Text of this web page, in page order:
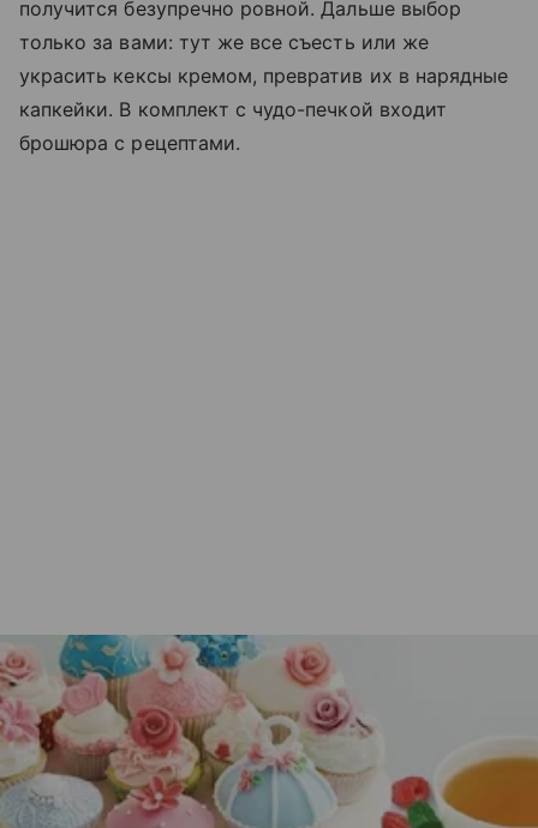
получится безупречно ровной. Дальше выбор
только за вами: тут же все съесть или же
украсить кексы кремом, превратив их в нарядные
капкейки. В комплект с чудо-печкой входит
брошюра с рецептами.